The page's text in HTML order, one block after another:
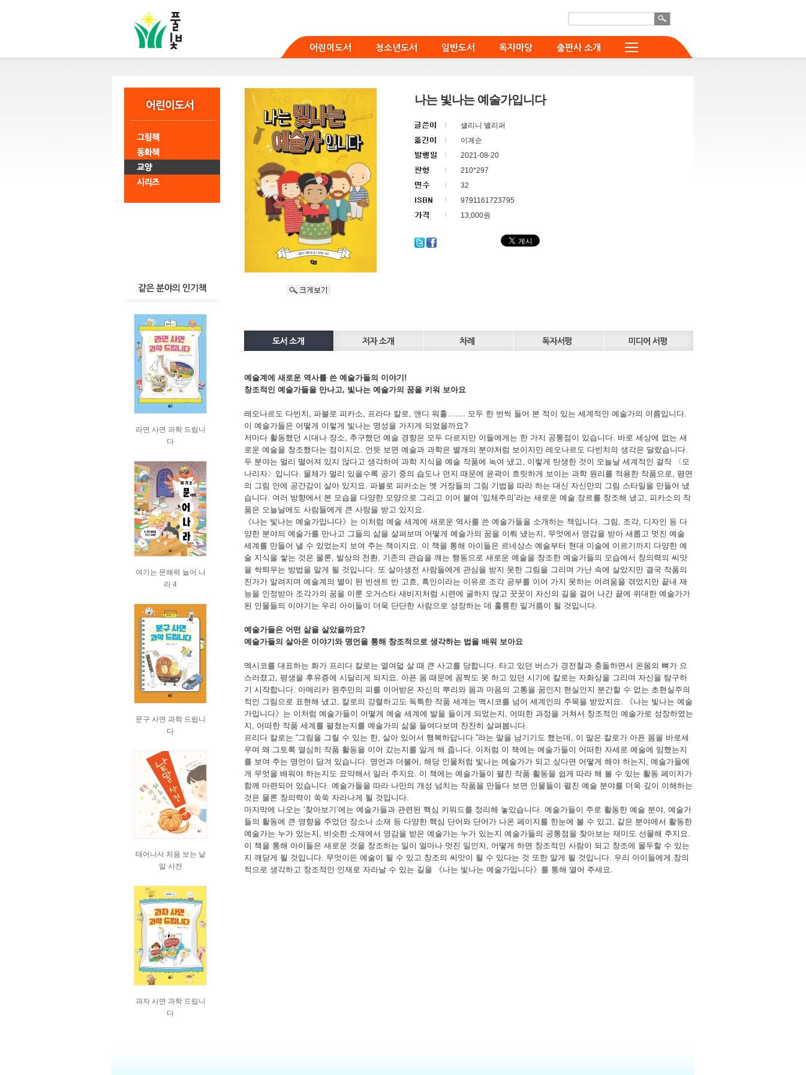
어린이도서 청소년도서 일반도서 독자마당 출판사 소개
라면 사면 과학 드립니
다
여기는 문해력 늘어 나
라 4
문구 사면 과학 드립니
다
태어나서 처음 보는 낱
말 사전
과자 사면 과학 드립니
다
나는 빛나는 예술가입니다
섈리니 밸리퍼
이계순
2021-08-20
210*297
32
9791161723795
13,000원
예술계에 새로운 역사를 쓴 예술가들의 이야기!
창조적인 예술가들을 만나고, 빛나는 예술가의 꿈을 키워 보아요
레오나르도 다빈치, 파블로 피카소, 프라다 칼로, 앤디 워홀……. 모두 한 번씩 들어 본 적이 있는 세계적인 예술가의 이름입니다.
이 예술가들은 어떻게 이렇게 빛나는 명성을 가지게 되었을까요?
저마다 활동했던 시대나 장소, 추구했던 예술 경향은 모두 다르지만 이들에게는 한 가지 공통점이 있습니다. 바로 세상에 없는 새
로운 예술을 창조했다는 점이지요. 언뜻 보면 예술과 과학은 별개의 분야처럼 보이지만 레오나르도 다빈치의 생각은 달랐습니다.
두 분야는 멀리 떨어져 있지 않다고 생각하여 과학 지식을 예술 작품에 녹여 냈고, 이렇게 탄생한 것이 오늘날 세계적인 걸작 〈모
나리자〉입니다. 물체가 멀리 있을수록 공기 중의 습도나 먼지 때문에 윤곽이 흐릿하게 보이는 과학 원리를 적용한 작품으로, 평면
의 그림 안에 공간감이 살아 있지요. 파블로 피카소는 옛 거장들의 그림 기법을 따라 하는 대신 자신만의 그림 스타일을 만들어 냈
습니다. 여러 방향에서 본 모습을 다양한 모양으로 그리고 이어 붙여 ‘입체주의’라는 새로운 예술 장르를 창조해 냈고, 피카소의 작
품은 오늘날에도 사람들에게 큰 사랑을 받고 있지요.
《나는 빛나는 예술가입니다》는 이처럼 예술 세계에 새로운 역사를 쓴 예술가들을 소개하는 책입니다. 그림, 조각, 디자인 등 다
양한 분야의 예술가를 만나고 그들의 삶을 살펴보며 어떻게 예술가의 꿈을 이뤄 냈는지, 무엇에서 영감을 받아 새롭고 멋진 예술
세계를 만들어 낼 수 있었는지 보여 주는 책이지요. 이 책을 통해 아이들은 르네상스 예술부터 현대 미술에 이르기까지 다양한 예
술 지식을 쌓는 것은 물론, 발상의 전환, 기존의 관습을 깨는 행동으로 새로운 예술을 창조한 예술가들의 모습에서 창의력의 씨앗
을 싹틔우는 방법을 알게 될 것입니다. 또 살아생전 사람들에게 관심을 받지 못한 그림을 그리며 가난 속에 살았지만 결국 작품의
진가가 알려지며 예술계의 별이 된 빈센트 반 고흐, 흑인이라는 이유로 조각 공부를 이어 가지 못하는 어려움을 겪었지만 끝내 재
능을 인정받아 조각가의 꿈을 이룬 오거스타 새비지처럼 시련에 굴하지 않고 꿋꿋이 자신의 길을 걸어 나간 끝에 위대한 예술가가
된 인물들의 이야기는 우리 아이들이 더욱 단단한 사람으로 성장하는 데 훌륭한 밑거름이 될 것입니다.
예술가들은 어떤 삶을 살았을까요?
예술가들의 살아온 이야기와 명언을 통해 창조적으로 생각하는 법을 배워 보아요
멕시코를 대표하는 화가 프리다 칼로는 열여덟 살 때 큰 사고를 당합니다. 타고 있던 버스가 경전철과 충돌하면서 온몸의 뼈가 으
스러졌고, 평생을 후유증에 시달리게 되지요. 아픈 몸 때문에 꼼짝도 못 하고 있던 시기에 칼로는 자화상을 그리며 자신을 탐구하
기 시작합니다. 아메리카 원주민의 피를 이어받은 자신의 뿌리와 몸과 마음의 고통을 꿈인지 현실인지 분간할 수 없는 초현실주의
적인 그림으로 표현해 냈고, 칼로의 강렬하고도 독특한 작품 세계는 멕시코를 넘어 세계인의 주목을 받았지요. 《나는 빛나는 예술
가입니다》는 이처럼 예술가들이 어떻게 예술 세계에 발을 들이게 되었는지, 어떠한 과정을 거쳐서 창조적인 예술가로 성장하였는
지, 어떠한 작품 세계를 펼쳤는지를 예술가의 삶을 들여다보며 찬찬히 살펴봅니다.
프리다 칼로는 “그림을 그릴 수 있는 한, 살아 있어서 행복하답니다.”라는 말을 남기기도 했는데, 이 말은 칼로가 아픈 몸을 바로세
우며 왜 그토록 열심히 작품 활동을 이어 갔는지를 알게 해 줍니다. 이처럼 이 책에는 예술가들이 어떠한 자세로 예술에 임했는지
를 보여 주는 명언이 담겨 있습니다. 명언과 더불어, 해당 인물처럼 빛나는 예술가가 되고 싶다면 어떻게 해야 하는지, 예술가들에
게 무엇을 배워야 하는지도 요약해서 일러 주지요. 이 책에는 예술가들이 펼친 작품 활동을 쉽게 따라 해 볼 수 있는 활동 페이지가
함께 마련되어 있습니다. 예술가들을 따라 나만의 개성 넘치는 작품을 만들다 보면 인물들이 펼친 예술 분야를 더욱 깊이 이해하는
것은 물론 창의력이 쑥쑥 자라나게 될 것입니다.
마지막에 나오는 ‘찾아보기’에는 예술가들과 관련된 핵심 키워드를 정리해 놓았습니다. 예술가들이 주로 활동한 예술 분야, 예술가
들의 활동에 큰 영향을 주었던 장소나 소재 등 다양한 핵심 단어와 단어가 나온 페이지를 한눈에 볼 수 있고, 같은 분야에서 활동한
예술가는 누가 있는지, 비슷한 소재에서 영감을 받은 예술가는 누가 있는지 예술가들의 공통점을 찾아보는 재미도 선물해 주지요.
이 책을 통해 아이들은 새로운 것을 창조하는 일이 얼마나 멋진 일인지, 어떻게 하면 창조적인 사람이 되고 창조에 몰두할 수 있는
지 깨닫게 될 것입니다. 무엇이든 예술이 될 수 있고 창조의 씨앗이 될 수 있다는 것 또한 알게 될 것입니다. 우리 아이들에게 창의
적으로 생각하고 창조적인 인재로 자라날 수 있는 길을 《나는 빛나는 예술가입니다》를 통해 열어 주세요.